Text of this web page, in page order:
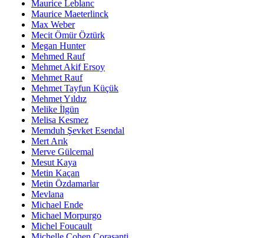
Maurice Leblanc
Maurice Maeterlinck
Max Weber
Mecit Ömür Öztürk
Megan Hunter
Mehmed Rauf
Mehmet Akif Ersoy
Mehmet Rauf
Mehmet Tayfun Küçük
Mehmet Yıldız
Melike İlgün
Melisa Kesmez
Memduh Şevket Esendal
Mert Arık
Merve Gülcemal
Mesut Kaya
Metin Kaçan
Metin Özdamarlar
Mevlana
Michael Ende
Michael Morpurgo
Michel Foucault